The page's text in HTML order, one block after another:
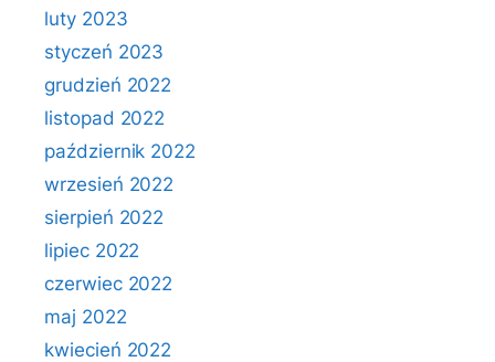
luty 2023
styczeń 2023
grudzień 2022
listopad 2022
październik 2022
wrzesień 2022
sierpień 2022
lipiec 2022
czerwiec 2022
maj 2022
kwiecień 2022